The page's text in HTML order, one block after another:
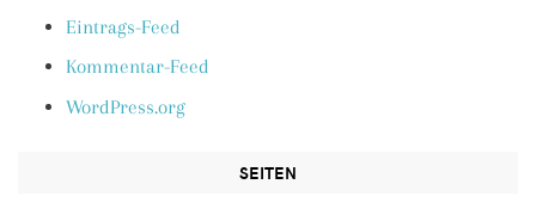
Eintrags-Feed
Kommentar-Feed
WordPress.org
SEITEN